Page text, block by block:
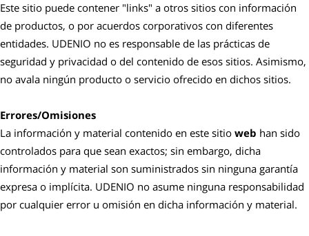
Este sitio puede contener "links" a otros sitios con información
de productos, o por acuerdos corporativos con diferentes
entidades. UDENIO no es responsable de las prácticas de
seguridad y privacidad o del contenido de esos sitios. Asimismo,
no avala ningún producto o servicio ofrecido en dichos sitios.
Errores/Omisiones
La información y material contenido en este sitio web han sido
controlados para que sean exactos; sin embargo, dicha
información y material son suministrados sin ninguna garantía
expresa o implícita. UDENIO no asume ninguna responsabilidad
por cualquier error u omisión en dicha información y material.